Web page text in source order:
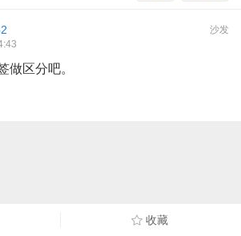
沙发
做区分吧。
收藏